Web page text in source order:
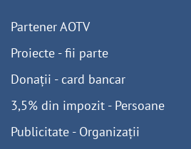
Partener AOTV
Proiecte - fii parte
Donații - card bancar
3,5% din impozit - Persoane
Publicitate - Organizații